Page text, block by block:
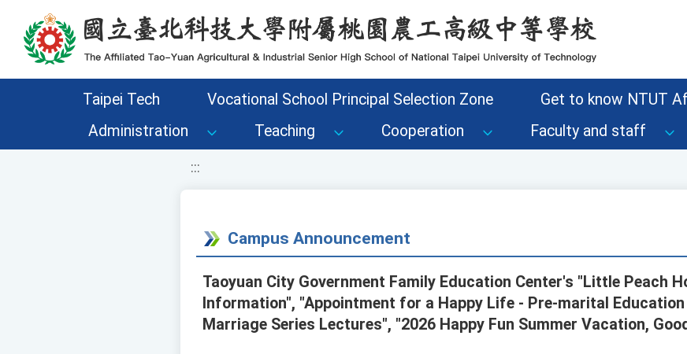
移至網頁之主要內容區位置
Taipei Tech Vocational School Principal Selection Zone
Get to know NTUT
Administration
Teaching Cooperation Faculty and staff
:::
Campus Announcement
Taoyuan City Government Family Education Center's "Little Peach
Information", "Appointment for a Happy Life - Pre-marital
Marriage Series Lectures", "2026 Happy Fun Summer Vacation,